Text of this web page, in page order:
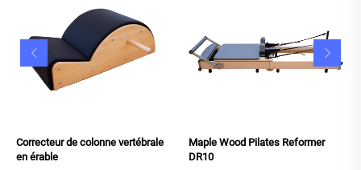
Correcteur de colonne vertébrale
en érable
Maple Wood Pilates Reformer
DR10